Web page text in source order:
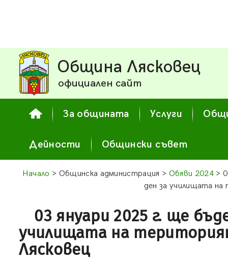
Община Лясковец
официален сайт
За общината Услуги
Дейности Общински съвет
Начало > Общинска администрация > Обяви 2024>
ден за училищата
03 януари 2025 г. ще
училищата на
Лясковец